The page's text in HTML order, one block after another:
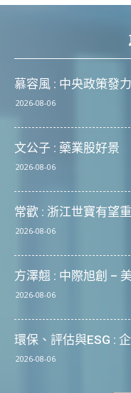
慕容風 : 中央政策發
2026-08-06
文公子 : 藥業股好景
2026-08-06
常歡 : 浙江世寶有望
2026-08-06
方澤翹 : 中際旭創 –
2026-08-06
環保、評估與ESG :
2026-08-06